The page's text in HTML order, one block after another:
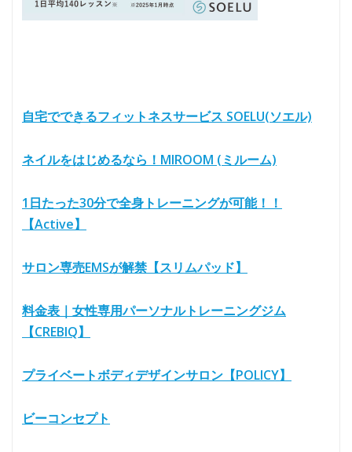
自宅でできるフィットネスサービス SOELU(ソエル)
ネイルをはじめるなら！MIROOM (ミルーム)
1日たった30分で全身トレーニングが可能！！
【Active】
サロン専売EMSが解禁【スリムパッド】
料金表｜女性専用パーソナルトレーニングジム
【CREBIQ】
プライベートボディデザインサロン【POLICY】
ビーコンセプト